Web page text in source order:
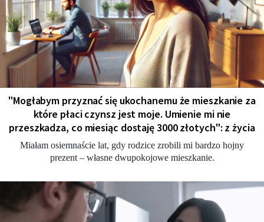
"Мogłabym przyznać się ukochanemu że mieszkanie za
które płaci czynsz jest moje. Umienie mi nie
przeszkadza, co miesiąc dostaję 3000 złotych": z życia
Miałam osiemnaście lat, gdy rodzice zrobili mi bardzo hojny
prezent – własne dwupokojowe mieszkanie.